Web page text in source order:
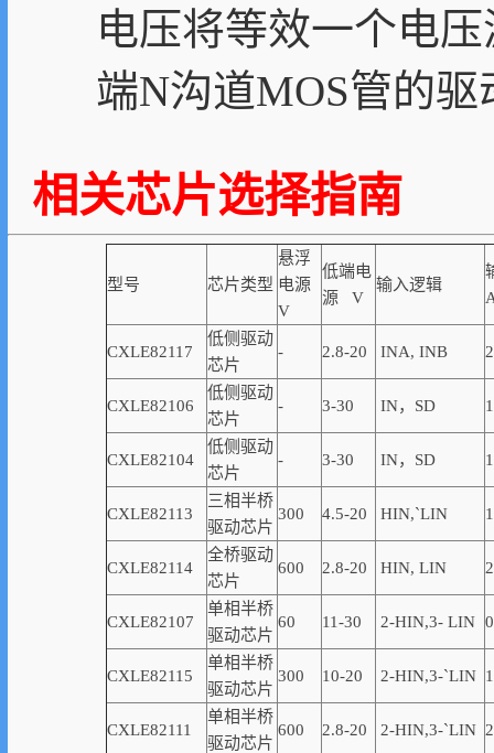
电压将等效一个电
端N沟道MOS管的驱
相关芯片选择指南
型号 芯片类型
悬浮
电源
V
低端电
源 V
输入逻辑
CXLE82117
低侧驱动
芯片
- 2.8-20 INA, INB
CXLE82106
低侧驱动
芯片
- 3-30 IN，SD
CXLE82104
低侧驱动
芯片
- 3-30 IN，SD
CXLE82113
三相半桥
驱动芯片
300 4.5-20 HIN,`LIN
CXLE82114
全桥驱动
芯片
600 2.8-20 HIN, LIN
CXLE82107
单相半桥
驱动芯片
60 11-30 2-HIN,3- LIN
CXLE82115
单相半桥
驱动芯片
300 10-20 2-HIN,3-`LIN
CXLE82111
单相半桥
驱动芯片
600 2.8-20 2-HIN,3-`LIN